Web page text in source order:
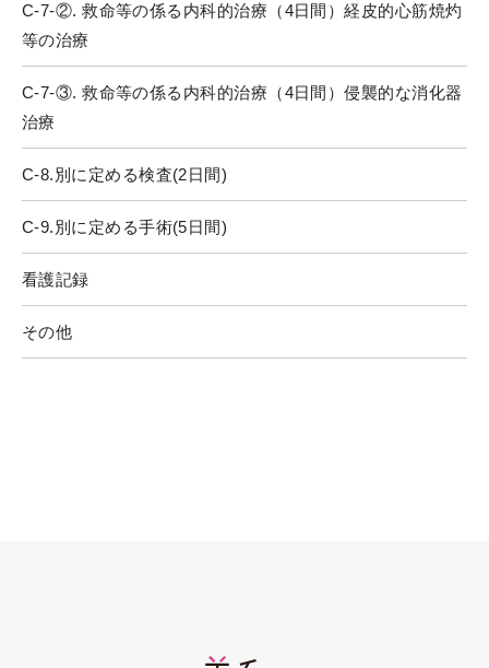
C-7-②. 救命等の係る内科的治療（4日間）経皮的心筋焼灼
等の治療
C-7-③. 救命等の係る内科的治療（4日間）侵襲的な消化器
治療
C-8.別に定める検査(2日間)
C-9.別に定める手術(5日間)
看護記録
その他